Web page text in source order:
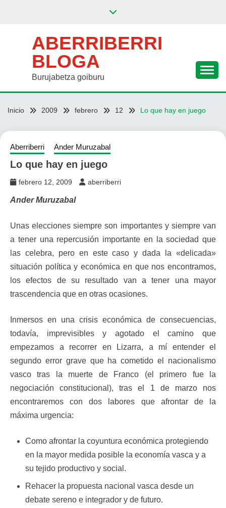
ABERRIBERRI
BLOGA
Burujabetza goiburu
Inicio 2009 febrero 12 Lo que hay en juego
Aberriberri Ander Muruzabal
Lo que hay en juego
febrero 12, 2009 aberriberri
Ander Muruzabal
Unas elecciones siempre son importantes y siempre van
a tener una repercusión importante en la sociedad que
las celebra, pero en este caso y dada la «delicada»
situación política y económica en que nos encontramos,
los efectos de su resultado van a tener una mayor
trascendencia que en otras ocasiones.
Inmersos en una crisis económica de consecuencias,
todavía, imprevisibles y agotado el camino que
empezamos a recorrer en Lizarra, a mí entender el
segundo error grave que ha cometido el nacionalismo
vasco tras la muerte de Franco (el primero fue la
negociación constitucional), tras el 1 de marzo nos
encontraremos con dos labores que afrontar de la
máxima urgencia:
Como afrontar la coyuntura económica protegiendo
en la mayor medida posible la economía vasca y a
su tejido productivo y social.
Rehacer la propuesta nacional vasca desde un
debate sereno e integrador y de futuro.